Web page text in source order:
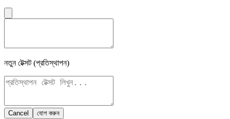
নতুন টেক্সট (প্রতিস্থাপন)
Cancel যোগ করুন